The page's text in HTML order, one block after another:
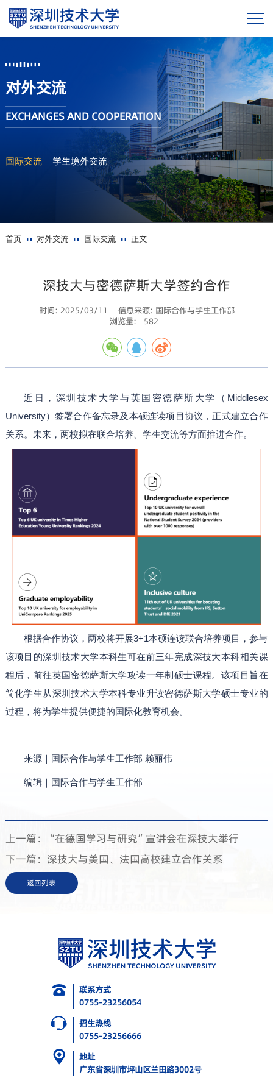
对外交流
EXCHANGES AND COOPERATION
国际交流 学生境外交流
首页 对外交流 国际交流 正文
深技大与密德萨斯大学签约合作
时间: 2025/03/11
信息来源: 国际合作与学生工作部
浏览量:
582
近日，深圳技术大学与英国密德萨斯大学（Middlesex
University）签署合作备忘录及本硕连读项目协议，正式建立合作
关系。未来，两校拟在联合培养、学生交流等方面推进合作。
根据合作协议，两校将开展3+1本硕连读联合培养项目，参与
该项目的深圳技术大学本科生可在前三年完成深技大本科相关课
程后，前往英国密德萨斯大学攻读一年制硕士课程。该项目旨在
简化学生从深圳技术大学本科专业升读密德萨斯大学硕士专业的
过程，将为学生提供便捷的国际化教育机会。
来源｜国际合作与学生工作部 赖丽伟
编辑｜国际合作与学生工作部
上一篇：“在德国学习与研究”宣讲会在深技大举行
下一篇：深技大与美国、法国高校建立合作关系
返回列表
联系方式
0755-23256054
招生热线
0755-23256666
地址
广东省深圳市坪山区兰田路3002号